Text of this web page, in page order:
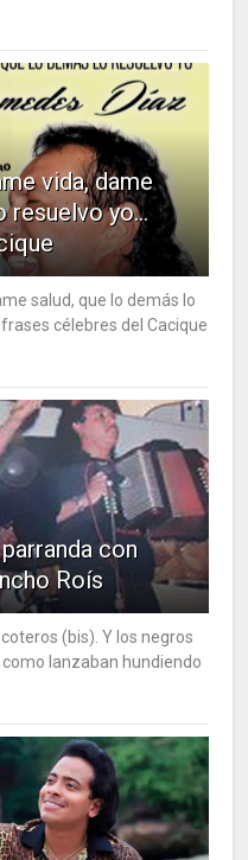
vida, dame
resuelvo yo…
salud, que lo demás lo
célebres del Cacique
con
Roís
(bis). Y los negros
lanzaban hundiendo